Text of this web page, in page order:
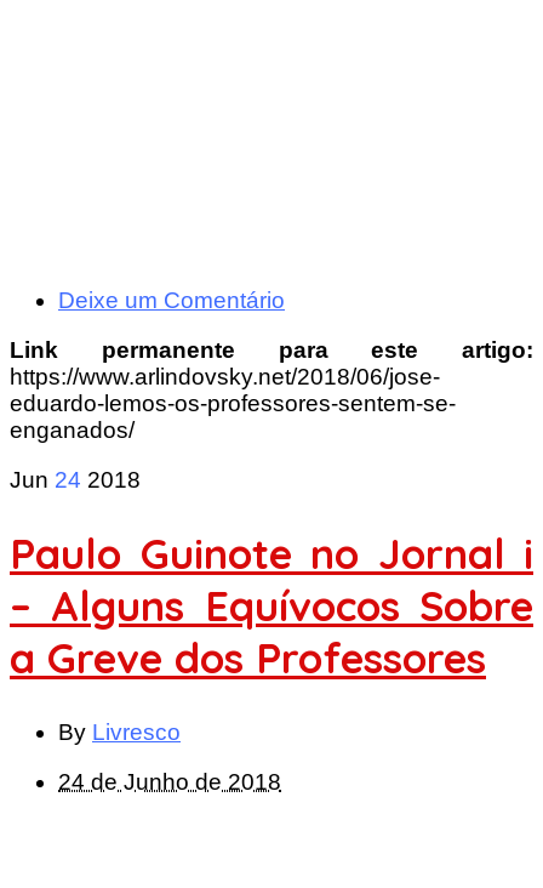
Deixe um Comentário
Link permanente para este artigo:
https://www.arlindovsky.net/2018/06/jose-
eduardo-lemos-os-professores-sentem-se-
enganados/
Jun 24 2018
Paulo Guinote no Jornal i
– Alguns Equívocos Sobre
a Greve dos Professores
By Livresco
24 de Junho de 2018